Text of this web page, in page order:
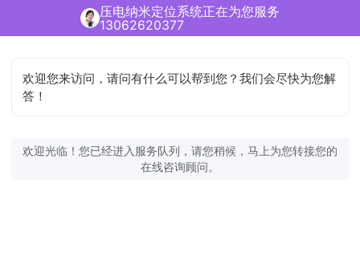
压电纳米定位系统正在为您服务
13062620377
欢迎您来访问，请问有什么可以帮到您？我们会尽快为您解
答！
欢迎光临！您已经进入服务队列，请您稍候，马上为您转接您的
在线咨询顾问。